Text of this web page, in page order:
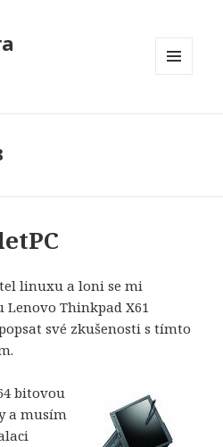
linuxu a loni se mi
Thinkpad X61
své zkušenosti s tímto
bitovou
a musím